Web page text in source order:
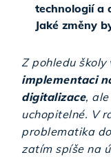
technologií a
Jaké změny
Z pohledu školy
implementaci
digitalizace,
uchopitelné. V
problematika
zatím spíše na